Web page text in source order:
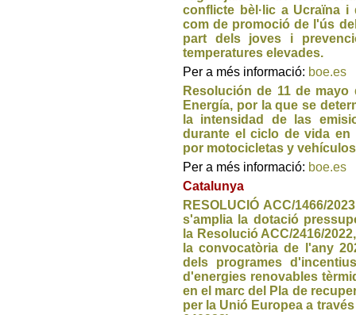
conflicte bèl·lic a Ucraïna
com de promoció de l'ús
part dels joves i
temperatures elevades.
Per a més informació: boe.es
Resolución de 11 de
Energía, por la que se
la intensidad de las
durante el ciclo de vida en
por motocicletas y
Per a més informació: boe.es
Catalunya
RESOLUCIÓ ACC/1466/
s'amplia la dotació
la Resolució ACC/2416/
la convocatòria de l'any
dels programes
d'energies renovables
en el marc del Pla de
per la Unió Europea a